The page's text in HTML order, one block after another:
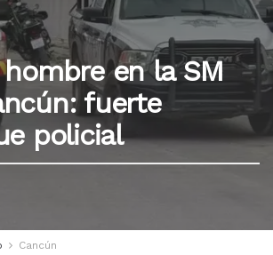
en la SM
fuerte
policial
Cancún